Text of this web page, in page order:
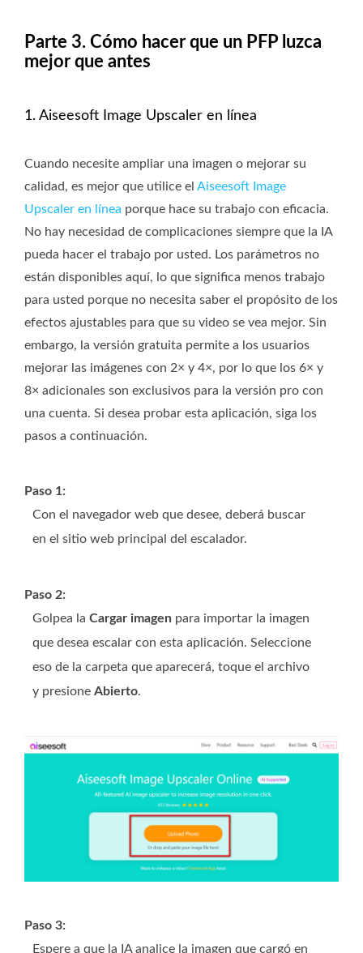
Parte 3. Cómo hacer que un PFP luzca
mejor que antes
1. Aiseesoft Image Upscaler en línea
Cuando necesite ampliar una imagen o mejorar su
calidad, es mejor que utilice el Aiseesoft Image
Upscaler en línea porque hace su trabajo con eficacia.
No hay necesidad de complicaciones siempre que la IA
pueda hacer el trabajo por usted. Los parámetros no
están disponibles aquí, lo que significa menos trabajo
para usted porque no necesita saber el propósito de los
efectos ajustables para que su video se vea mejor. Sin
embargo, la versión gratuita permite a los usuarios
mejorar las imágenes con 2× y 4×, por lo que los 6× y
8× adicionales son exclusivos para la versión pro con
una cuenta. Si desea probar esta aplicación, siga los
pasos a continuación.
Paso 1:
Con el navegador web que desee, deberá buscar
en el sitio web principal del escalador.
Paso 2:
Golpea la Cargar imagen para importar la imagen
que desea escalar con esta aplicación. Seleccione
eso de la carpeta que aparecerá, toque el archivo
y presione Abierto.
Paso 3:
Espere a que la IA analice la imagen que cargó en